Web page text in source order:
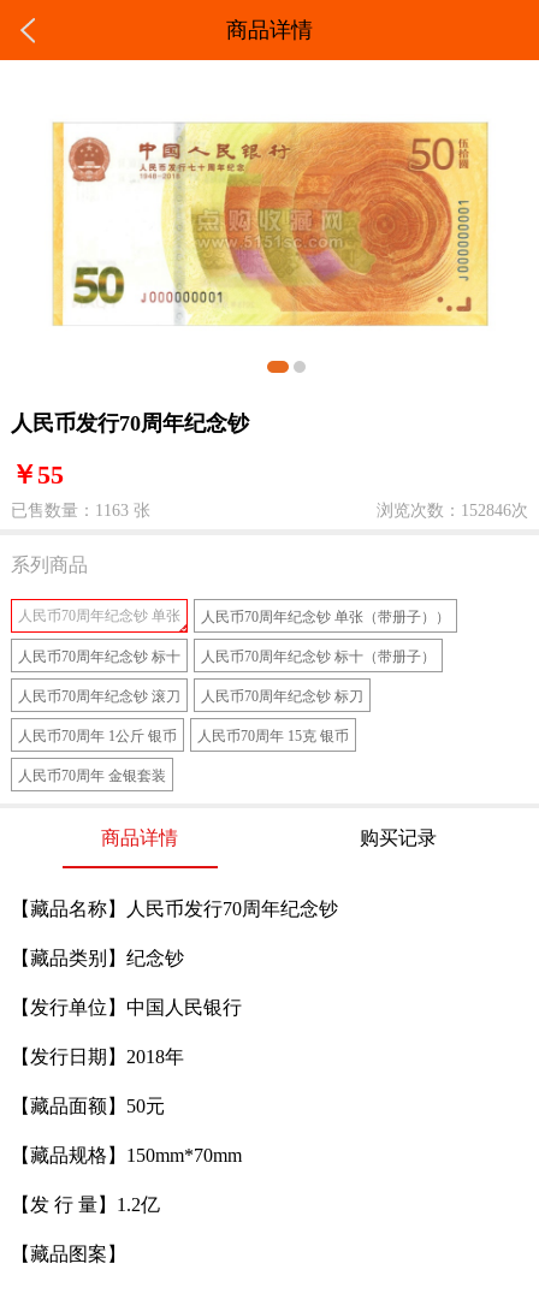
商品详情
人民币发行70周年纪念钞
￥55
已售数量：1163 张 浏览次数：152846次
系列商品
人民币70周年纪念钞 单张 人民币70周年纪念钞 单张（带册子））
人民币70周年纪念钞 标十 人民币70周年纪念钞 标十（带册子）
人民币70周年纪念钞 滚刀 人民币70周年纪念钞 标刀
人民币70周年 1公斤 银币 人民币70周年 15克 银币
人民币70周年 金银套装
商品详情 购买记录
【藏品名称】人民币发行70周年纪念钞
【藏品类别】纪念钞
【发行单位】中国人民银行
【发行日期】2018年
【藏品面额】50元
【藏品规格】150mm*70mm
【发 行 量】1.2亿
【藏品图案】